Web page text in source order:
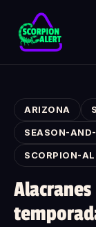
ARIZONA
SEASON-
SCORPION-
AI assistant ·